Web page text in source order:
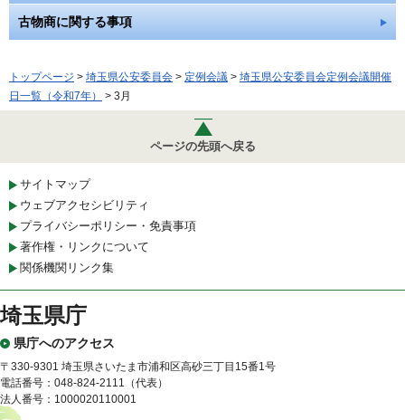
古物商に関する事項
トップページ > 埼玉県公安委員会 > 定例会議 > 埼玉県公安委員会定例会議開催
日一覧（令和7年）
> 3月
ページの先頭へ戻る
サイトマップ
ウェブアクセシビリティ
プライバシーポリシー・免責事項
著作権・リンクについて
関係機関リンク集
埼玉県庁
県庁へのアクセス
〒330-9301 埼玉県さいたま市浦和区高砂三丁目15番1号
電話番号：048-824-2111（代表）
法人番号：1000020110001